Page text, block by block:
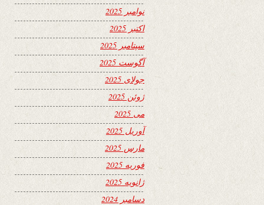
نوامبر 2025
اکتبر 2025
سپتامبر 2025
آگوست 2025
جولای 2025
ژوئن 2025
می 2025
آوریل 2025
مارس 2025
فوریه 2025
ژانویه 2025
دسامبر 2024